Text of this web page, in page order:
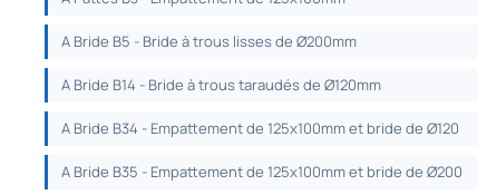
A Bride B5 - Bride à trous lisses de Ø200mm
A Bride B14 - Bride à trous taraudés de Ø120mm
A Bride B34 - Empattement de 125x100mm et bride de Ø120
A Bride B35 - Empattement de 125x100mm et bride de Ø200